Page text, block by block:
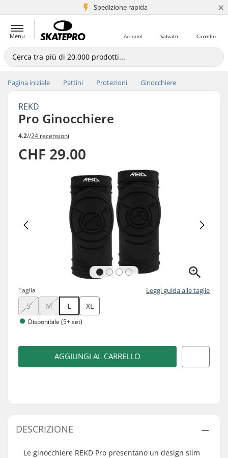
Spedizione rapida
+5 mln di clienti ×
Menu Carrello
Salvato
Account
Pagina iniziale Pattini Protezioni Ginocchiere
REKD
Pro Ginocchiere
4.2//24 recensioni
CHF 29.00
Taglia Leggi guida alle taglie
S M L XL
Disponibile (5+ set)
AGGIUNGI AL CARRELLO
DESCRIZIONE
Le ginocchiere REKD Pro presentano un design slim